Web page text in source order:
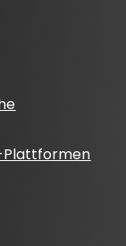
Plattformen